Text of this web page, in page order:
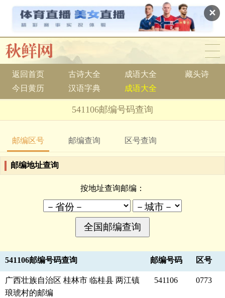
✕
返回首页 古诗大全 成语大全
藏头诗
今日黄历
汉语字典 成语大全
541106邮编号码查询
邮编区号 邮编查询 区号查询
邮编地址查询
按地址查询邮编：
541106邮编号码查询 邮编号码 区号
广西壮族自治区 桂林市 临桂县 两江镇
琅琥村的邮编
541106 0773